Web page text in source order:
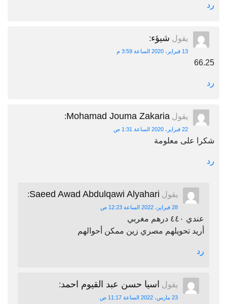
رد
يقول شيؤء:
13 فبراير، 2020 الساعة 3:59 م
66.25
رد
يقول Mohamad Jouma Zakaria
:
22 فبراير، 2020 الساعة 1:31 ص
شكرا على معلومة
رد
يقول Saeed Awad Abdulqawi Alyahari
:
28 فبراير، 2022 الساعة 12:23 ص
عندي ٤٤٠ درهم مغربي
أريد تحويلهم مصري زين ممكن أحوالهم
رد
يقول اسيا حسن عبد القيوم احمد:
23 مارس، 2022 الساعة 11:17 ص